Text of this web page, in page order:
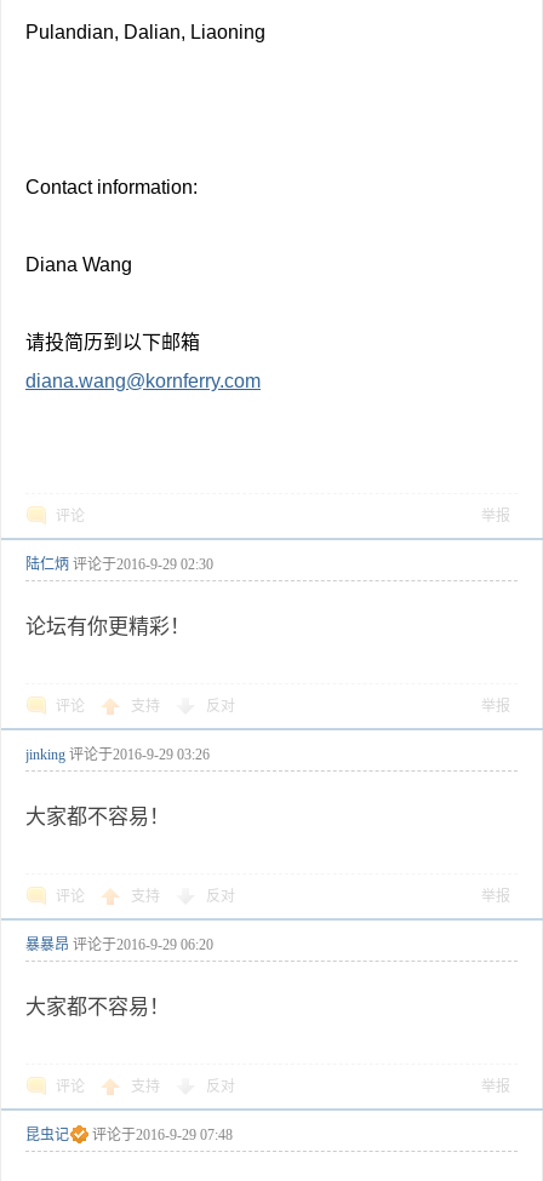
Pulandian, Dalian, Liaoning
Contact information:
Diana Wang
请投简历到以下邮箱
diana.wang@kornferry.com
评论 举报
陆仁炳 评论于2016-9-29 02:30
论坛有你更精彩！
评论 支持 反对 举报
jinking 评论于2016-9-29 03:26
大家都不容易！
评论 支持 反对 举报
暴暴昂 评论于2016-9-29 06:20
大家都不容易！
评论 支持 反对 举报
昆虫记 评论于2016-9-29 07:48